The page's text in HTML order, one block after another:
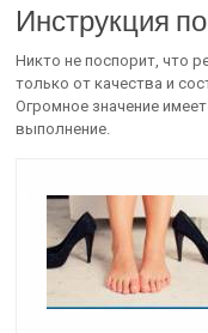
Инструкция
Никто не поспорит, что
только от качества и
Огромное значение
выполнение.